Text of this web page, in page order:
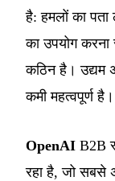
है: हमलों का पता
का उपयोग करना
कठिन है। उद्यम
कमी महत्वपूर्ण है।
OpenAI B2B
रहा है, जो सबसे